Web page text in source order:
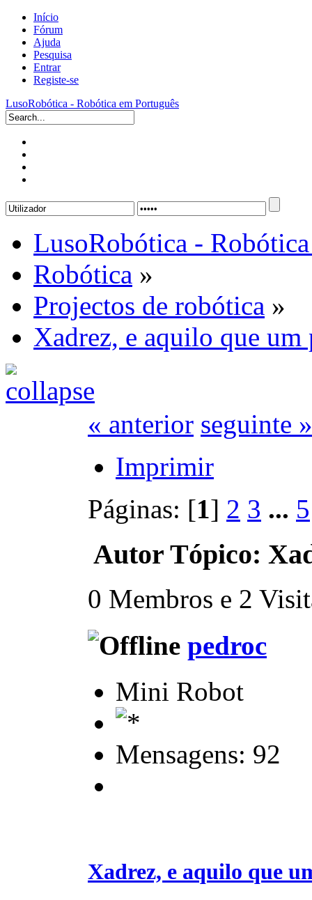
Início
Fórum
Ajuda
Pesquisa
Entrar
Registe-se
LusoRobótica - Robótica em Português
LusoRobótica -
Robótica »
Projectos de robótica »
Xadrez, e aquilo que um
« anterior seguinte »
Imprimir
Páginas: [1] 2 3 ... 5
Autor Tópico:
0 Membros e 2
pedroc
Mini Robot
Mensagens: 92
Xadrez, e aquilo que